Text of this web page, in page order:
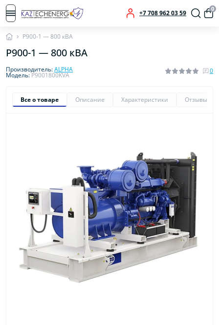
+7 708 962 03 59
0
P900-1 — 800 кВА
P900-1 — 800 кВА
Производитель:ALPHA
Модель:P9001800KVA
0
Все о товаре Описание Характеристики Отзывы